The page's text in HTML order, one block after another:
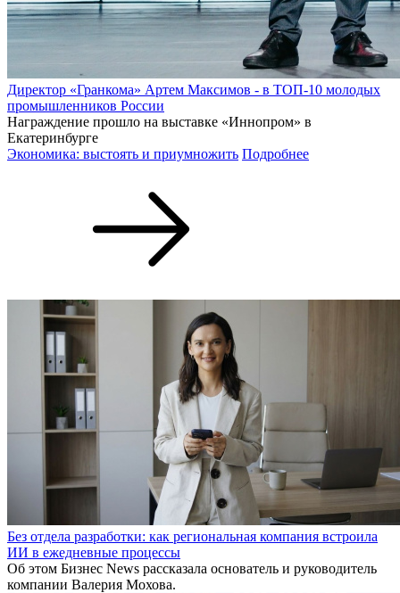
Директор «Гранкома» Артем Максимов - в ТОП-10 молодых
промышленников России
Награждение прошло на выставке «Иннопром» в
Екатеринбурге
Экономика: выстоять и приумножить Подробнее
Без отдела разработки: как региональная компания встроила
ИИ в ежедневные процессы
Об этом Бизнес News рассказала основатель и руководитель
компании Валерия Мохова.